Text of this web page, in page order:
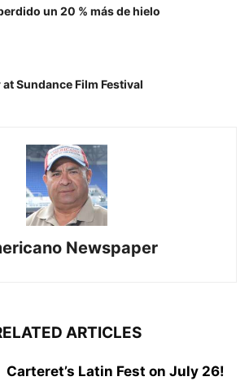
un 20 % más de hielo
Sundance Film Festival
Newspaper
ARTICLES
Carteret’s Latin Fest on July 26!